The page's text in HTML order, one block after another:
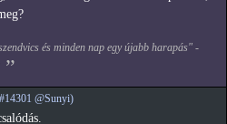
és minden nap egy újabb harapás" -
@Sunyi)